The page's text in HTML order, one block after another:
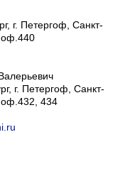
г. Петергоф, Санкт-
оф.440
г. Петергоф Санкт-
оф.432, 434